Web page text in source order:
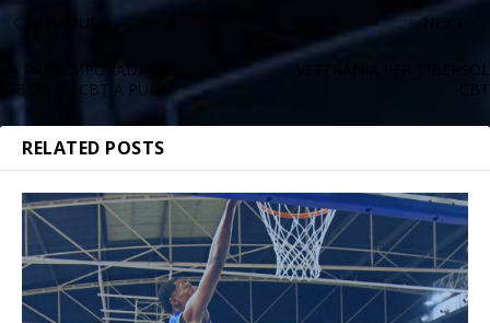
LA PRETEMPORADA DE
L’IBERSOL CBT A PUNT
NEXT
VETERANIA PER L’IBERSOL
CBT
RELATED POSTS